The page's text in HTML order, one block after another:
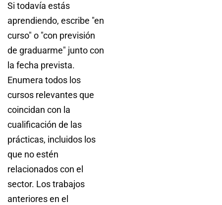
Si todavía estás
aprendiendo, escribe "en
curso" o "con previsión
de graduarme" junto con
la fecha prevista.
Enumera todos los
cursos relevantes que
coincidan con la
cualificación de las
prácticas, incluidos los
que no estén
relacionados con el
sector. Los trabajos
anteriores en el